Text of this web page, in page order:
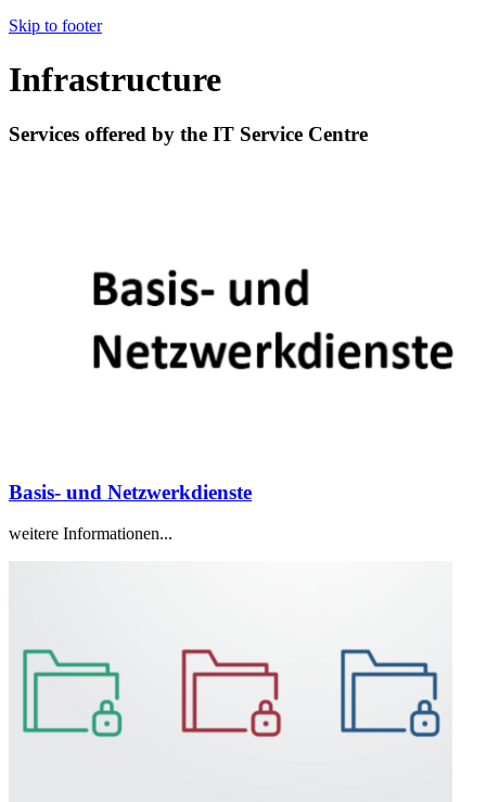
Skip to footer
Infrastructure
Services offered by the IT Service Centre
Basis- und Netzwerkdienste
weitere Informationen...